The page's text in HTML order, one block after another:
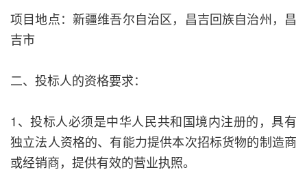
项目地点：新疆维吾尔自治区，昌吉回族自治州，昌
吉市
二、投标人的资格要求：
1、投标人必须是中华人民共和国境内注册的，具有
独立法人资格的、有能力提供本次招标货物的制造商
或经销商，提供有效的营业执照。